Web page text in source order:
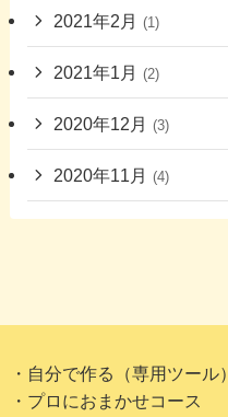
2021年2月 (1)
2021年1月 (2)
2020年12月 (3)
2020年11月 (4)
・自分で作る（専用ツール）
・プロにおまかせコース